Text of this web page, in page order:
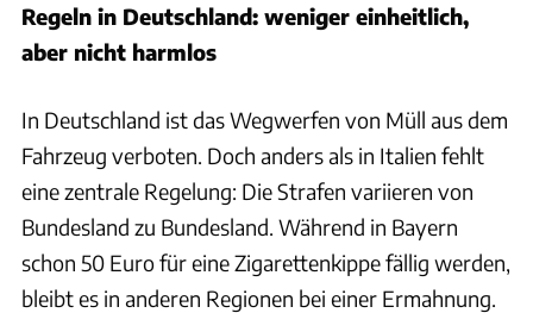
Regeln in Deutschland: weniger einheitlich,
aber nicht harmlos
In Deutschland ist das Wegwerfen von Müll aus dem
Fahrzeug verboten. Doch anders als in Italien fehlt
eine zentrale Regelung: Die Strafen variieren von
Bundesland zu Bundesland. Während in Bayern
schon 50 Euro für eine Zigarettenkippe fällig werden,
bleibt es in anderen Regionen bei einer Ermahnung.